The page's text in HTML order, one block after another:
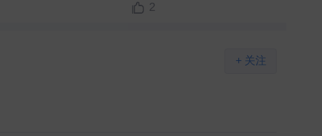
2
+ 关注